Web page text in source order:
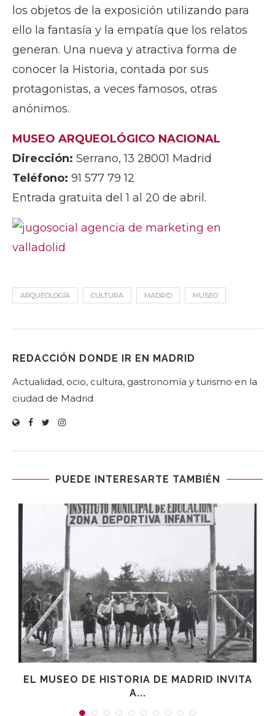
los objetos de la exposición utilizando para
ello la fantasía y la empatía que los relatos
generan. Una nueva y atractiva forma de
conocer la Historia, contada por sus
protagonistas, a veces famosos, otras
anónimos.
MUSEO ARQUEOLÓGICO NACIONAL
Dirección: Serrano, 13 28001 Madrid
Teléfono: 91 577 79 12
Entrada gratuita del 1 al 20 de abril.
ARQUEOLOGÍA CULTURA MADRID MUSEO
REDACCIÓN DONDE IR EN MADRID
Actualidad, ocio, cultura, gastronomía y turismo en la
ciudad de Madrid
PUEDE INTERESARTE TAMBIÉN
EL MUSEO DE HISTORIA DE MADRID INVITA
A...